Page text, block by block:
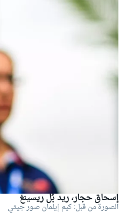
إسحاق حجار، ريد بُل ريسينغ
الصورة من قبل: كيم إيلمان صور جيتي